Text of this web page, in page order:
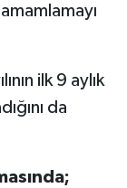
ilk 9 aylık
da